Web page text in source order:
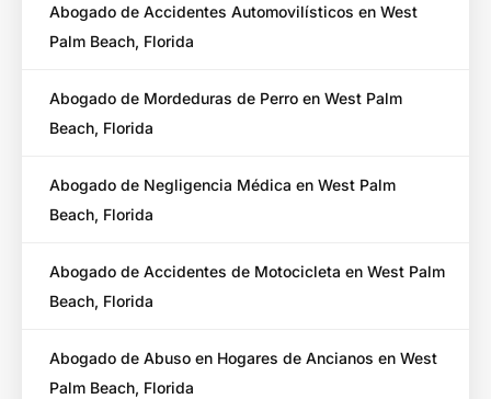
Abogado de Accidentes Automovilísticos en West
Palm Beach, Florida
Abogado de Mordeduras de Perro en West Palm
Beach, Florida
Abogado de Negligencia Médica en West Palm
Beach, Florida
Abogado de Accidentes de Motocicleta en West Palm
Beach, Florida
Abogado de Abuso en Hogares de Ancianos en West
Palm Beach, Florida